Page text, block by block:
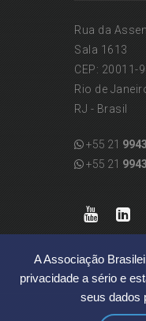
A Associação
privacidade a sério e
seus dados
Rua da
Sala 1613
CEP: 20011-
Rio de
RJ - Brasil
+55 21
+55 21